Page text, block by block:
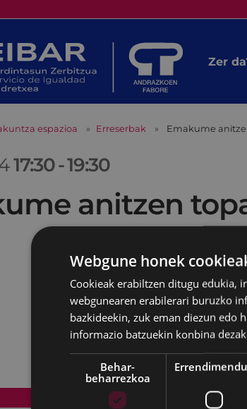
Zer
espazioa Erreserbak Emakume
17:30-19:30
anitzen
Web mapa Irisgarritasuna
Webgune honek
Cookieak erabiltzen ditugu edukia,
webgunearen erabilerari buruzko
bazkideekin, zuk eman diezun edo
informazio batzuekin konbina
Behar-
beharrezkoa